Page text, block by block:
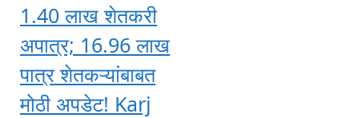
1.40 लाख शेतकरी
अपात्र; 16.96 लाख
पात्र शेतकऱ्यांबाबत
मोठी अपडेट! Karj